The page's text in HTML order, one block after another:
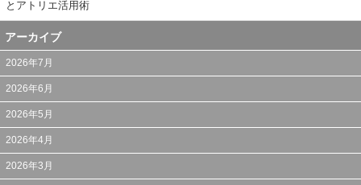
とアトリエ活用術
アーカイブ
2026年7月
2026年6月
2026年5月
2026年4月
2026年3月